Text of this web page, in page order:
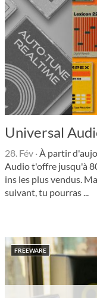
Universal
28. Fév · À partir
Audio t'offre jusqu'à
ins les plus vendus.
suivant, tu pourras ...
FREEWARE